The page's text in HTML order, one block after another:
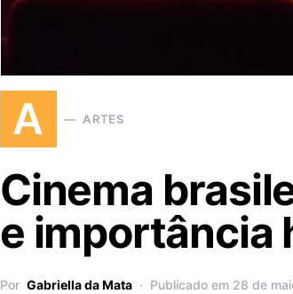
A ARTES
Cinema
e importância
Por Gabriella da Mata Publicado em 28 de